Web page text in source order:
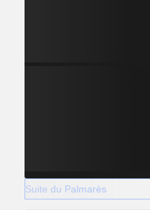
Suite du Palmarès